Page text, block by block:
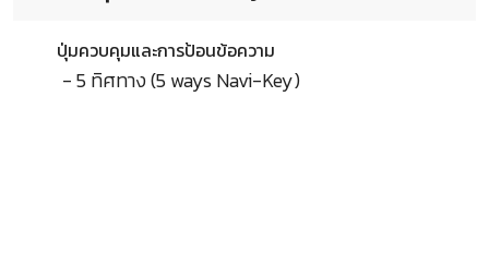
ปุ่มควบคุมและการป้อนข้อความ
- 5 ทิศทาง (5 ways Navi-Key)